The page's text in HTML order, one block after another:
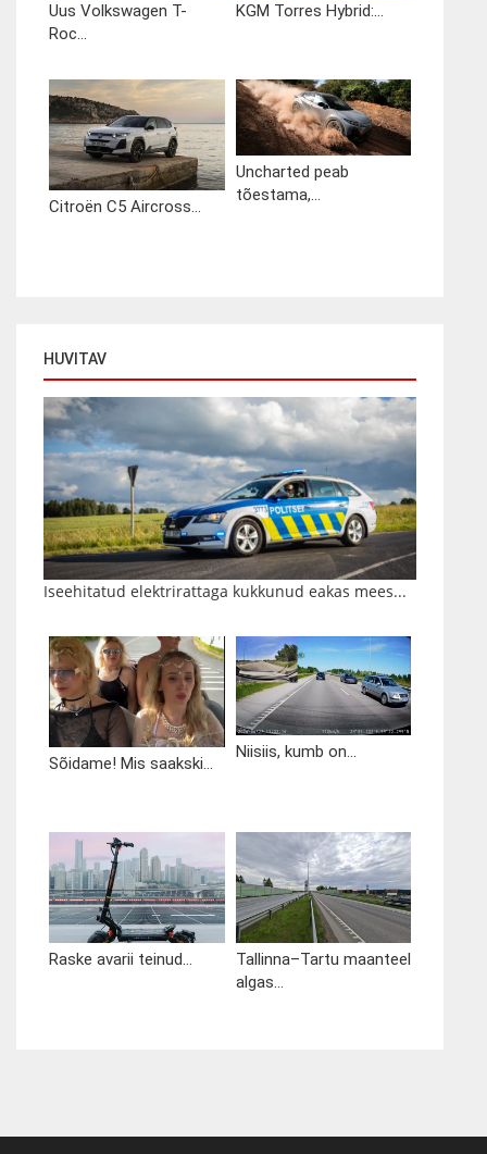
Uus Volkswagen T-
Roc...
KGM Torres Hybrid:...
Citroën C5 Aircross...
Uncharted peab
tõestama,...
HUVITAV
Iseehitatud elektrirattaga kukkunud eakas mees...
Sõidame! Mis saakski...
Niisiis, kumb on...
Raske avarii teinud...
Tallinna–Tartu maanteel
algas...